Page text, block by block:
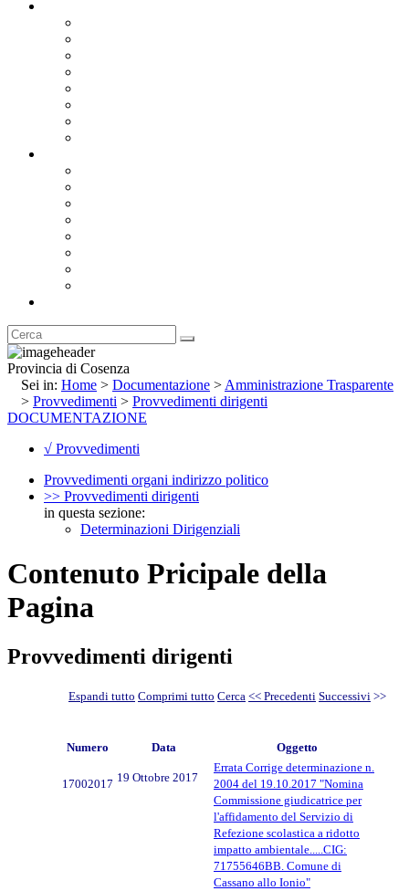
Provincia di Cosenza
Sei in: Home > Documentazione > Amministrazione Trasparente
> Provvedimenti > Provvedimenti dirigenti
DOCUMENTAZIONE
√ Provvedimenti
Provvedimenti organi indirizzo politico
>> Provvedimenti dirigenti
in questa sezione:
Determinazioni Dirigenziali
Contenuto Pricipale della
Pagina
Provvedimenti dirigenti
Espandi tutto Comprimi tutto Cerca << Precedenti Successivi >>
Numero Data Oggetto
17002017 19 Ottobre 2017
Errata Corrige determinazione n.
2004 del 19.10.2017 "Nomina
Commissione giudicatrice per
l'affidamento del Servizio di
Refezione scolastica a ridotto
impatto ambientale.....CIG:
71755646BB. Comune di
Cassano allo Ionio"